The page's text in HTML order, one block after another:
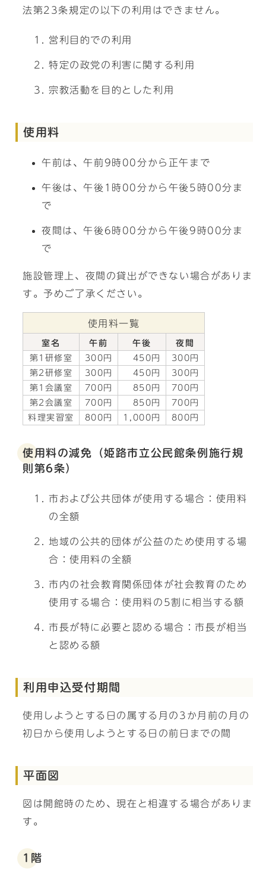
法第23条規定の以下の利用はできません。
営利目的での利用
特定の政党の利害に関する利用
宗教活動を目的とした利用
使用料
午前は、午前9時00分から正午まで
午後は、午後1時00分から午後5時00分ま
で
夜間は、午後6時00分から午後9時00分ま
で
施設管理上、夜間の貸出ができない場合がありま
す。予めご了承ください。
使用料一覧
室名 午前 午後
夜間
第1研修室
300円 450円
300円
第2研修室
300円 450円
300円
第1会議室
700円 850円
700円
第2会議室
700円 850円
700円
料理実習室
800円 1,000円 800円
使用料の減免（姫路市立公民館条例施行規
則第6条）
市および公共団体が使用する場合：使用料
の全額
地域の公共的団体が公益のため使用する場
合：使用料の全額
市内の社会教育関係団体が社会教育のため
使用する場合：使用料の5割に相当する額
市長が特に必要と認める場合：市長が相当
と認める額
利用申込受付期間
使用しようとする日の属する月の3か月前の月の
初日から使用しようとする日の前日までの間
平面図
図は開館時のため、現在と相違する場合がありま
す。
1階